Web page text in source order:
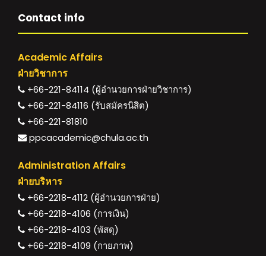
Contact info
Academic Affairs
ฝ่ายวิชาการ
+66-221-84114 (ผู้อำนวยการฝ่ายวิชาการ)
+66-221-84116 (รับสมัครนิสิต)
+66-221-81810
ppcacademic@chula.ac.th
Administration Affairs
ฝ่ายบริหาร
+66-2218-4112 (ผู้อำนวยการฝ่าย)
+66-2218-4106 (การเงิน)
+66-2218-4103 (พัสดุ)
+66-2218-4109 (กายภาพ)